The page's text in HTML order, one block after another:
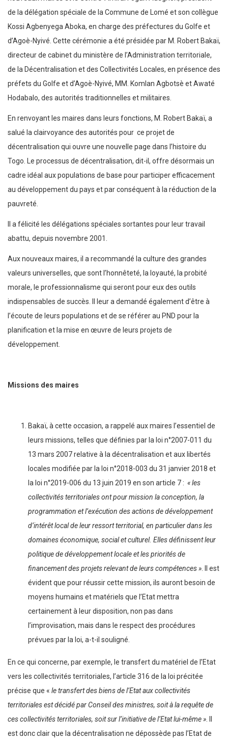
de la délégation spéciale de la Commune de Lomé et son collègue
Kossi Agbenyega Aboka, en charge des préfectures du Golfe et
d’Agoè-Nyivé. Cette cérémonie a été présidée par M. Robert Bakaï,
directeur de cabinet du ministère de l’Administration territoriale,
de la Décentralisation et des Collectivités Locales, en présence des
préfets du Golfe et d’Agoè-Nyivé, MM. Komlan Agbotsè et Awaté
Hodabalo, des autorités traditionnelles et militaires.
En renvoyant les maires dans leurs fonctions, M. Robert Bakaï, a
salué la clairvoyance des autorités pour ce projet de
décentralisation qui ouvre une nouvelle page dans l’histoire du
Togo. Le processus de décentralisation, dit-il, offre désormais un
cadre idéal aux populations de base pour participer efficacement
au développement du pays et par conséquent à la réduction de la
pauvreté.
Il a félicité les délégations spéciales sortantes pour leur travail
abattu, depuis novembre 2001.
Aux nouveaux maires, il a recommandé la culture des grandes
valeurs universelles, que sont l’honnêteté, la loyauté, la probité
morale, le professionnalisme qui seront pour eux des outils
indispensables de succès. Il leur a demandé également d’être à
l’écoute de leurs populations et de se référer au PND pour la
planification et la mise en œuvre de leurs projets de
développement.
Missions des maires
Bakaï, à cette occasion, a rappelé aux maires l’essentiel de
leurs missions, telles que définies par la loi n°2007-011 du
13 mars 2007 relative à la décentralisation et aux libertés
locales modifiée par la loi n°2018-003 du 31 janvier 2018 et
la loi n°2019-006 du 13 juin 2019 en son article 7 : « les
collectivités territoriales ont pour mission la conception, la
programmation et l’exécution des actions de développement
d’intérêt local de leur ressort territorial, en particulier dans les
domaines économique, social et culturel. Elles définissent leur
politique de développement locale et les priorités de
financement des projets relevant de leurs compétences ». Il est
évident que pour réussir cette mission, ils auront besoin de
moyens humains et matériels que l’Etat mettra
certainement à leur disposition, non pas dans
l’improvisation, mais dans le respect des procédures
prévues par la loi, a-t-il souligné.
En ce qui concerne, par exemple, le transfert du matériel de l’Etat
vers les collectivités territoriales, l’article 316 de la loi précitée
précise que « le transfert des biens de l’Etat aux collectivités
territoriales est décidé par Conseil des ministres, soit à la requête de
ces collectivités territoriales, soit sur l’initiative de l’Etat lui-même ». Il
est donc clair que la décentralisation ne dépossède pas l’Etat de